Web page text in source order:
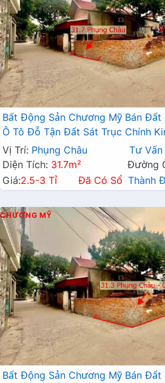
Bất Động Sản Chương Mỹ Bán Đất
Ô Tô Đỗ Tận Đất Sát Trục Chính
Vị Trí: Phụng Châu Tư Vấn
Diện Tích: 31.7m²
Đường
Giá:2.5-3 Tỉ Đã Có Sổ Thành
CHƯƠNG MỸ
Bất Động Sản Chương Mỹ Bán Đất